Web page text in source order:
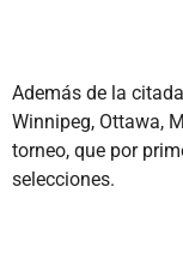
Además de la
Winnipeg, Ottawa,
torneo, que por
selecciones.